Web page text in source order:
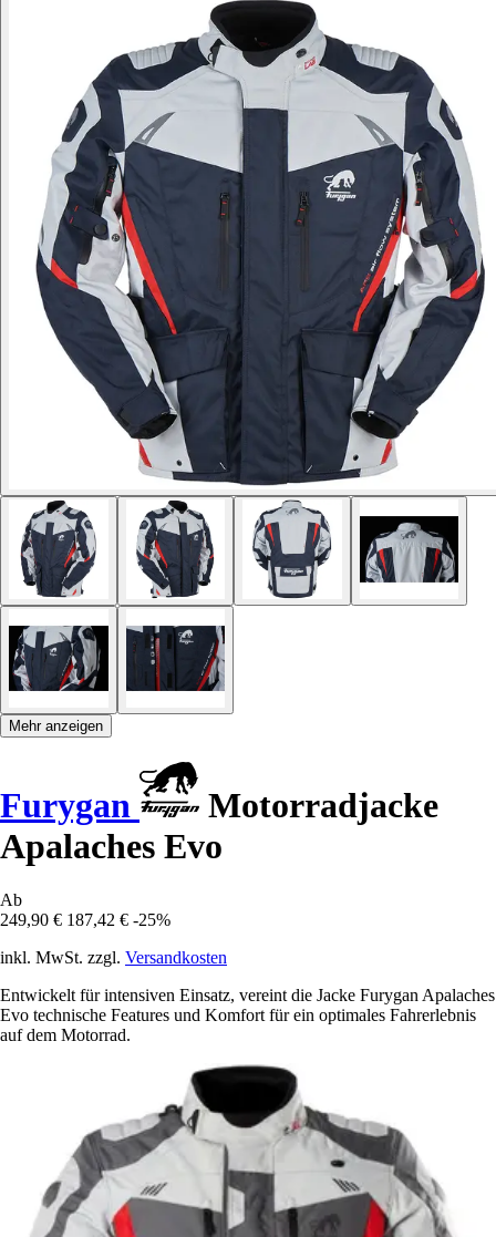
Mehr anzeigen
Furygan
Motorradjacke
Apalaches Evo
Ab
249,90 € 187,42 € -25%
inkl. MwSt. zzgl. Versandkosten
Entwickelt für intensiven Einsatz, vereint die Jacke Furygan Apalaches
Evo technische Features und Komfort für ein optimales Fahrerlebnis
auf dem Motorrad.